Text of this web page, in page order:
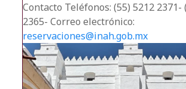
Contacto Teléfonos: (55) 5212 2371-
2365- Correo electrónico:
reservaciones@inah.gob.mx